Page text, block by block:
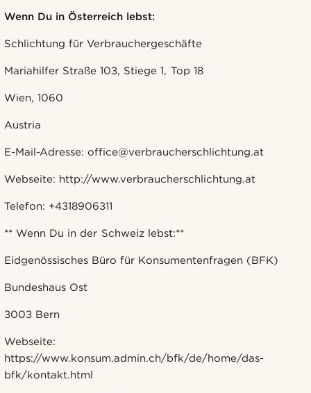
Wenn Du in Österreich lebst:
Schlichtung für Verbrauchergeschäfte
Mariahilfer Straße 103, Stiege 1, Top 18
Wien, 1060
Austria
E-Mail-Adresse: office@verbraucherschlichtung.at
Webseite: http://www.verbraucherschlichtung.at
Telefon: +4318906311
** Wenn Du in der Schweiz lebst:**
Eidgenössisches Büro für Konsumentenfragen (BFK)
Bundeshaus Ost
3003 Bern
Webseite:
https://www.konsum.admin.ch/bfk/de/home/das-
bfk/kontakt.html